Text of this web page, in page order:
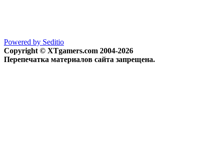
Powered by Seditio
Copyright © XTgamers.com 2004-2026
Перепечатка материалов сайта запрещена.